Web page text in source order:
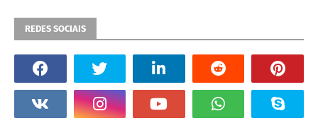
REDES SOCIAIS